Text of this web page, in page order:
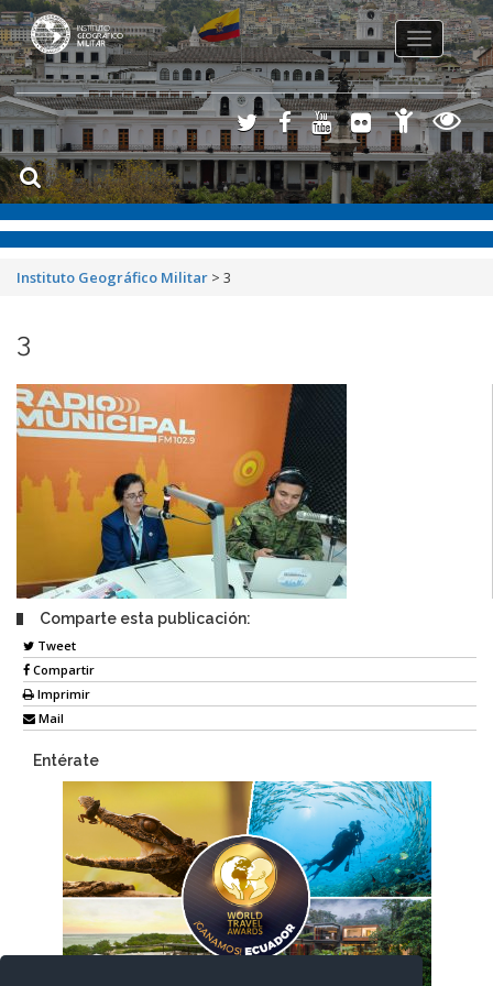
Toggle
navigation
Instituto Geográfico Militar > 3
3
Comparte esta publicación:
Tweet
Compartir
Imprimir
Mail
Entérate